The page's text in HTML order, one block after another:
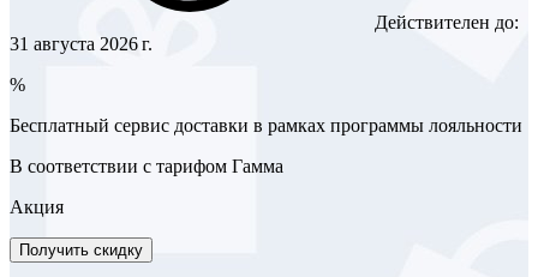
Действителен до:
31 августа 2026 г.
%
Бесплатный сервис доставки в рамках программы лояльности
В соответствии с тарифом Гамма
Акция
Получить скидку